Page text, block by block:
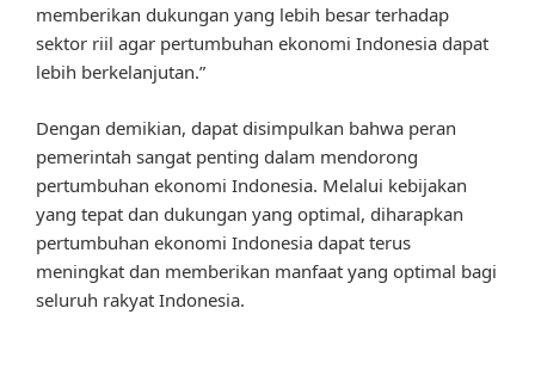
memberikan dukungan yang lebih besar terhadap
sektor riil agar pertumbuhan ekonomi Indonesia dapat
lebih berkelanjutan.”
Dengan demikian, dapat disimpulkan bahwa peran
pemerintah sangat penting dalam mendorong
pertumbuhan ekonomi Indonesia. Melalui kebijakan
yang tepat dan dukungan yang optimal, diharapkan
pertumbuhan ekonomi Indonesia dapat terus
meningkat dan memberikan manfaat yang optimal bagi
seluruh rakyat Indonesia.